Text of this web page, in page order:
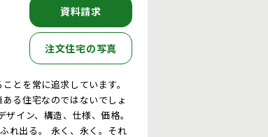
資料請求
注文住宅の写真
とを常に追求しています。
る住宅なのではないでしょ
イン、構造、仕様、価格。
れ出る。 永く、永く。それ